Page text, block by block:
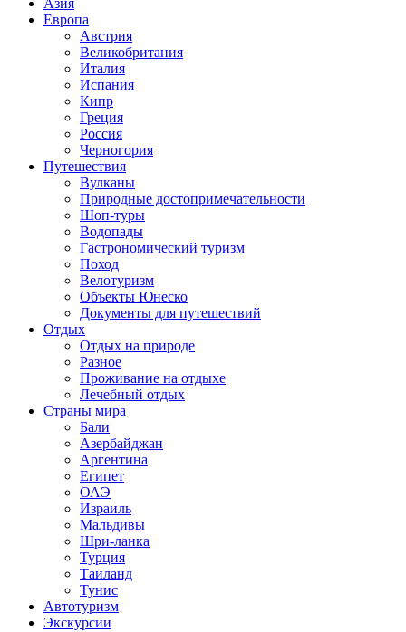
Азия
Европа
Австрия
Великобритания
Италия
Испания
Кипр
Греция
Россия
Черногория
Путешествия
Вулканы
Природные достопримечательности
Шоп-туры
Водопады
Гастрономический туризм
Поход
Велотуризм
Объекты Юнеско
Документы для путешествий
Отдых
Отдых на природе
Разное
Проживание на отдыхе
Лечебный отдых
Страны мира
Бали
Азербайджан
Аргентина
Египет
ОАЭ
Израиль
Мальдивы
Шри-ланка
Турция
Таиланд
Тунис
Автотуризм
Экскурсии